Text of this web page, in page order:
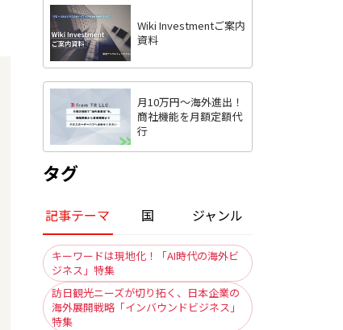
Wiki Investmentご案内
資料
月10万円〜海外進出！
商社機能を月額定額代
行
タグ
記事テーマ 国 ジャンル
キーワードは現地化！「AI時代の海外ビ
ジネス」特集
訪日観光ニーズが切り拓く、日本企業の
海外展開戦略「インバウンドビジネス」
特集